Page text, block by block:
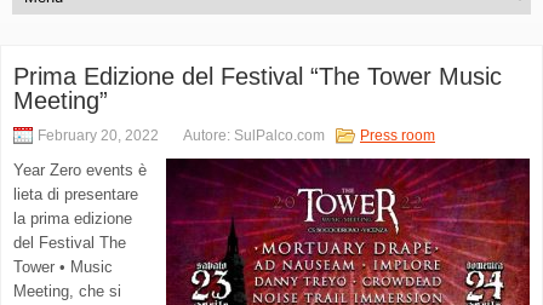
Prima Edizione del Festival “The Tower Music
Meeting”
February 20, 2022 Autore: SulPalco.com Press room
Year Zero events è
lieta di presentare
la prima edizione
del Festival The
Tower • Music
Meeting, che si